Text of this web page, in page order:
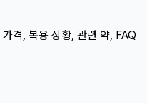
가격, 복용 상황, 관련 약, FAQ